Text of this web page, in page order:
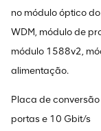
no módulo óptico
WDM, módulo de
módulo 1588v2,
alimentação.
Placa de
portas e 10 Gbit/s